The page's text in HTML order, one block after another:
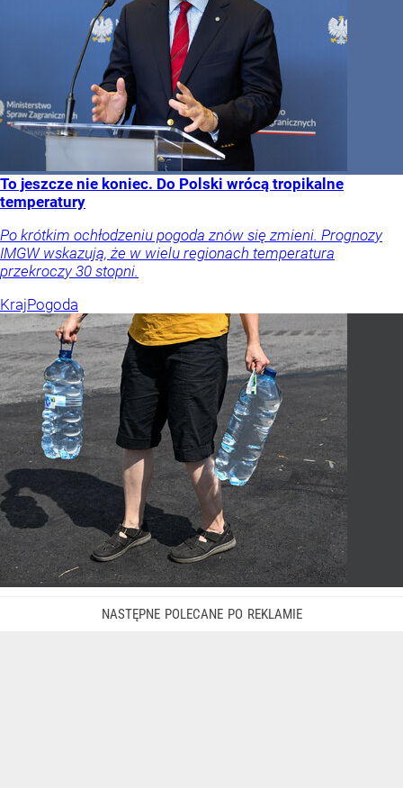
To jeszcze nie koniec. Do Polski wrócą tropikalne
temperatury
Po krótkim ochłodzeniu pogoda znów się zmieni. Prognozy
IMGW wskazują, że w wielu regionach temperatura
przekroczy 30 stopni.
KrajPogoda